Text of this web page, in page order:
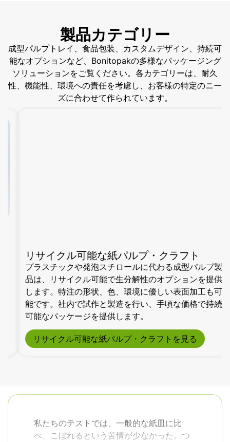
製品カテゴリー
成型パルプトレイ、食品包装、カスタムデザイン、持続可
能なオプションなど、Bonitopakの多様なパッケージング
ソリューションをご覧ください。各カテゴリーは、耐久
性、機能性、環境への責任を考慮し、お客様の特定のニー
ズに合わせて作られています。
リサイクル可能な紙パルプ・クラフト
プラスチックや発泡スチロールに代わる成型パルプ製
品は、リサイクル可能で生分解性のオプションを提供
します。特注の形状、色、環境に優しい表面加工も可
能です。社内で試作と製造を行い、手頃な価格で持続
可能なパッケージを提供します。
リサイクル可能な紙パルプ・クラフトを見る
私たちのテストでは、一般的な紙皿に比
べ、こぼれるという苦情が少なかった。つ